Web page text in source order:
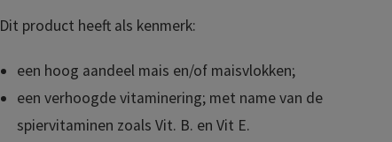
Dit product heeft als kenmerk:
een hoog aandeel mais en/of maisvlokken;
een verhoogde vitaminering; met name van de
spiervitaminen zoals Vit. B. en Vit E.